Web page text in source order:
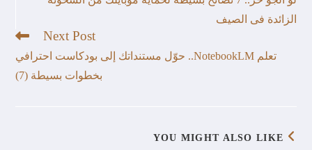
الزائدة فى الصيف
Next Post
تعلم NotebookLM.. حوّل مستنداتك إلى بودكاست احترافي
بخطوات بسيطة (7)
YOU MIGHT ALSO LIKE